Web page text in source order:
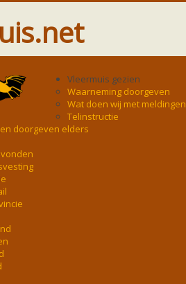
Vleermuis gezien
Waarneming doorgeven
Wat doen wij met meldingen
Telinstructie
doorgeven elders